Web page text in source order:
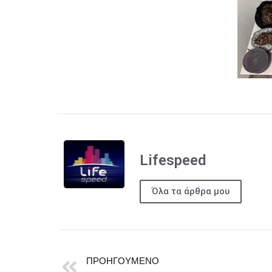
Lifespeed
Όλα τα άρθρα μου
ΠΡΟΗΓΟΎΜΕΝΟ